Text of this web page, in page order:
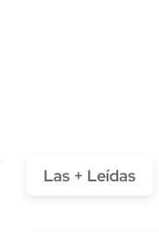
Las + Leídas